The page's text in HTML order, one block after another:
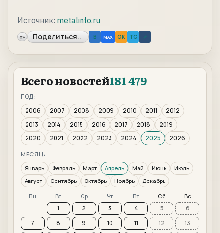
Источник: metalinfo.ru
«» Поделиться... B MAX OK TG ↗
Всего новостей181 479
ГОД:
2006
2007 2008 2009 2010 2011
2012
2013
2014 2015 2016 2017 2018
2019
2020
2021 2022 2023 2024 2025
2026
МЕСЯЦ:
Январь Февраль Март Апрель Май Июнь
Июль
Август
Сентябрь Октябрь Ноябрь Декабрь
Пн Вт Ср Чт Пт Сб Вс
1 2 3 4 5
6
7
8 9 10 11 12
13